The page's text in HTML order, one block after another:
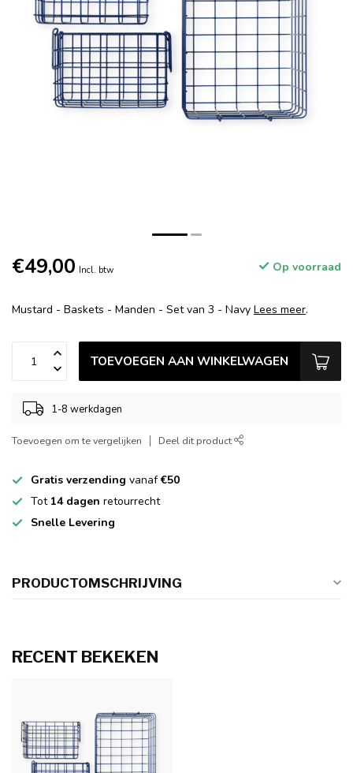
€49,00 Incl. btw Op voorraad
Mustard - Baskets - Manden - Set van 3 - Navy Lees meer.
TOEVOEGEN AAN WINKELWAGEN
1-8 werkdagen
Toevoegen om te vergelijken Deel dit product
Gratis verzending vanaf€50
Tot 14 dagen retourrecht
Snelle Levering
PRODUCTOMSCHRIJVING
RECENT BEKEKEN